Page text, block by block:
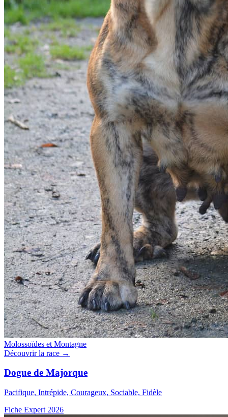
Molossoïdes et Montagne
Découvrir la race →
Dogue de Majorque
Pacifique, Intrépide, Courageux, Sociable, Fidèle
Fiche Expert 2026